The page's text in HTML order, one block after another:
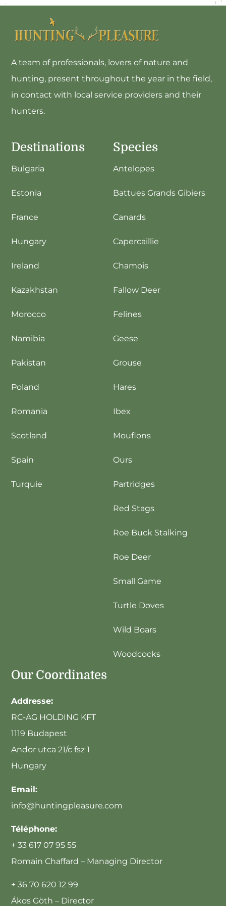
A team of professionals, lovers of nature and
hunting, present throughout the year in the field,
in contact with local service providers and their
hunters.
Destinations
Bulgaria
Estonia
France
Hungary
Ireland
Kazakhstan
Morocco
Namibia
Pakistan
Poland
Romania
Scotland
Spain
Turquie
Species
Antelopes
Battues Grands Gibiers
Canards
Capercaillie
Chamois
Fallow Deer
Felines
Geese
Grouse
Hares
Ibex
Mouflons
Ours
Partridges
Red Stags
Roe Buck Stalking
Roe Deer
Small Game
Turtle Doves
Wild Boars
Woodcocks
Our Coordinates
Addresse:
RC-AG HOLDING KFT
1119 Budapest
Andor utca 21/c fsz 1
Hungary
Email:
info@huntingpleasure.com
Téléphone:
+ 33 617 07 95 55
Romain Chaffard – Managing Director
+ 36 70 620 12 99
Ákos Göth – Director